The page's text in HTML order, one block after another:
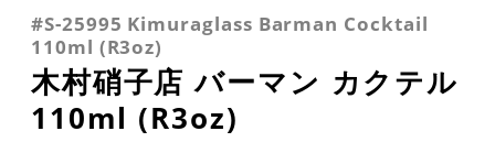
カクテルグラス (全サイズ)
#S-25995 Kimuraglass Barman Cocktail
110ml (R3oz)
木村硝子店 バーマン カクテル
110ml (R3oz)